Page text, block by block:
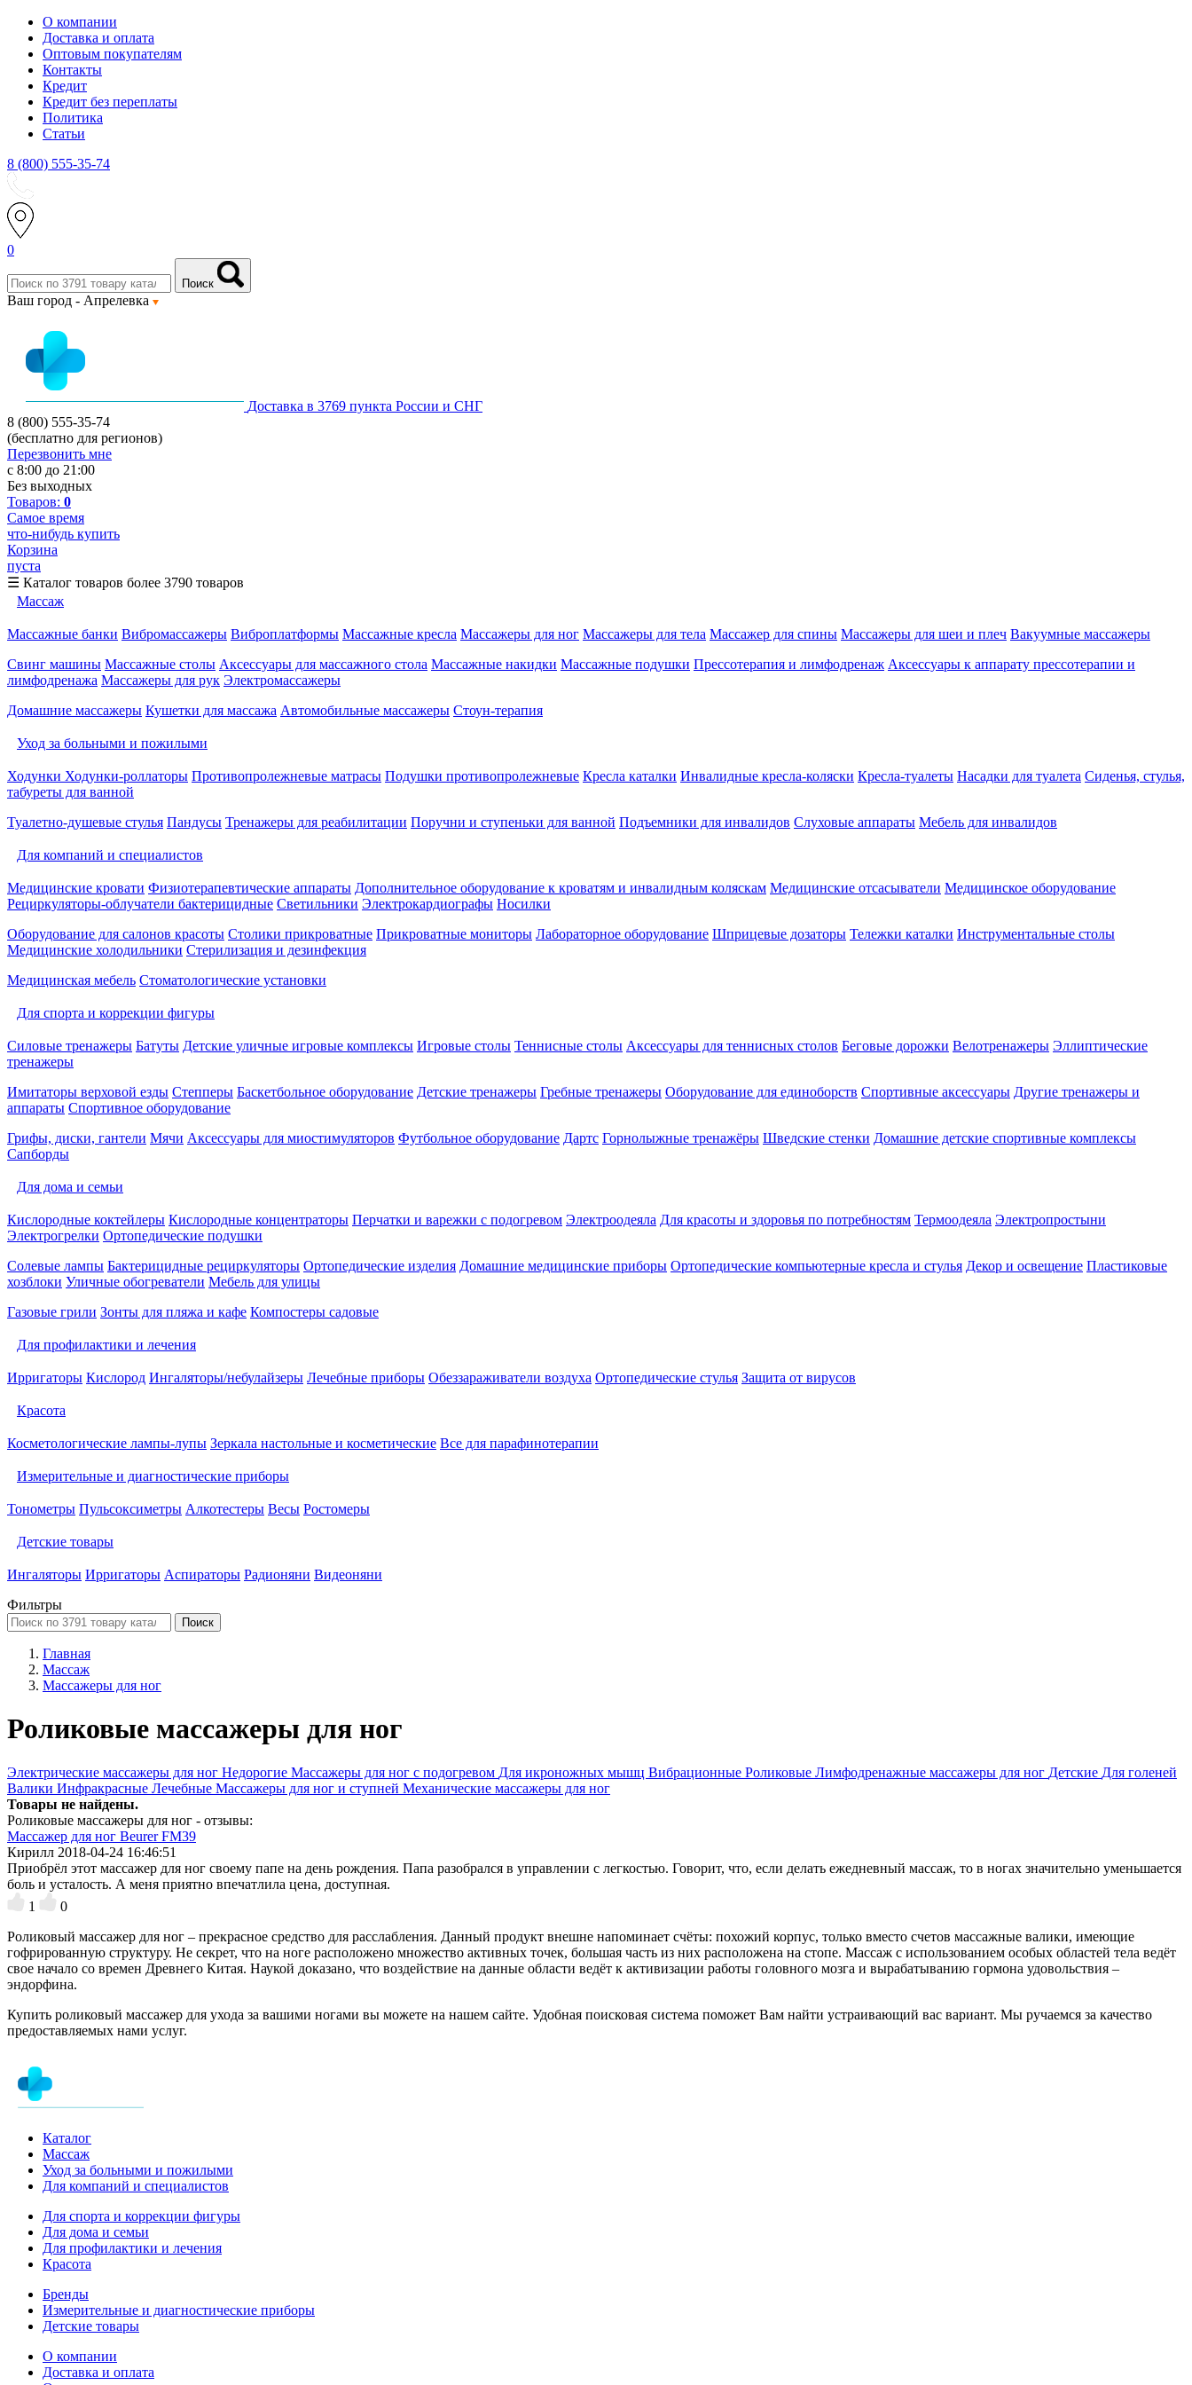
О компании
Доставка и оплата
Оптовым покупателям
Контакты
Кредит
Кредит без переплаты
Политика
Статьи
8 (800) 555-35-74
0
Поиск
Ваш город - Апрелевка
Доставка в 3769 пункта России и СНГ
8 (800) 555-35-74
(бесплатно для регионов)
Перезвонить мне
с 8:00 до 21:00
Без выходных
Товаров: 0
Самое время
что-нибудь купить
Корзина
пуста
☰ Каталог товаров более 3790 товаров
Массаж
Массажные банки Вибромассажеры Виброплатформы Массажные кресла Массажеры для ног Массажеры для тела Массажер для спины Массажеры для шеи и плеч Вакуумные массажеры
Свинг машины Массажные столы Аксессуары для массажного стола Массажные накидки Массажные подушки Прессотерапия и лимфодренаж Аксессуары к аппарату прессотерапии и
лимфодренажа Массажеры для рук Электромассажеры
Домашние массажеры Кушетки для массажа Автомобильные массажеры Стоун-терапия
Уход за больными и пожилыми
Ходунки Ходунки-роллаторы Противопролежневые матрасы Подушки противопролежневые Кресла каталки Инвалидные кресла-коляски Кресла-туалеты Насадки для туалета Сиденья, стулья,
табуреты для ванной
Туалетно-душевые стулья Пандусы Тренажеры для реабилитации Поручни и ступеньки для ванной Подъемники для инвалидов Слуховые аппараты Мебель для инвалидов
Для компаний и специалистов
Медицинские кровати Физиотерапевтические аппараты Дополнительное оборудование к кроватям и инвалидным коляскам Медицинские отсасыватели Медицинское оборудование
Рециркуляторы-облучатели бактерицидные Светильники Электрокардиографы Носилки
Оборудование для салонов красоты Столики прикроватные Прикроватные мониторы Лабораторное оборудование Шприцевые дозаторы Тележки каталки Инструментальные столы
Медицинские холодильники Стерилизация и дезинфекция
Медицинская мебель Стоматологические установки
Для спорта и коррекции фигуры
Силовые тренажеры Батуты Детские уличные игровые комплексы Игровые столы Теннисные столы Аксессуары для теннисных столов Беговые дорожки Велотренажеры Эллиптические
тренажеры
Имитаторы верховой езды Степперы Баскетбольное оборудование Детские тренажеры Гребные тренажеры Оборудование для единоборств Спортивные аксессуары Другие тренажеры и
аппараты Спортивное оборудование
Грифы, диски, гантели Мячи Аксессуары для миостимуляторов Футбольное оборудование Дартс Горнолыжные тренажёры Шведские стенки Домашние детские спортивные комплексы
Сапборды
Для дома и семьи
Кислородные коктейлеры Кислородные концентраторы Перчатки и варежки с подогревом Электроодеяла Для красоты и здоровья по потребностям Термоодеяла Электропростыни
Электрогрелки Ортопедические подушки
Солевые лампы Бактерицидные рециркуляторы Ортопедические изделия Домашние медицинские приборы Ортопедические компьютерные кресла и стулья Декор и освещение Пластиковые
хозблоки Уличные обогреватели Мебель для улицы
Газовые грили Зонты для пляжа и кафе Компостеры садовые
Для профилактики и лечения
Ирригаторы Кислород Ингаляторы/небулайзеры Лечебные приборы Обеззараживатели воздуха Ортопедические стулья Защита от вирусов
Красота
Косметологические лампы-лупы Зеркала настольные и косметические Все для парафинотерапии
Измерительные и диагностические приборы
Тонометры Пульсоксиметры Алкотестеры Весы Ростомеры
Детские товары
Ингаляторы Ирригаторы Аспираторы Радионяни Видеоняни
Фильтры
Поиск
Главная
Массаж
Массажеры для ног
Роликовые массажеры для ног
Электрические массажеры для ног Недорогие Массажеры для ног с подогревом Для икроножных мышц Вибрационные Роликовые Лимфодренажные массажеры для ног Детские Для голеней
Валики Инфракрасные Лечебные Массажеры для ног и ступней Механические массажеры для ног
Товары не найдены.
Роликовые массажеры для ног - отзывы:
Массажер для ног Beurer FM39
Кирилл 2018-04-24 16:46:51
Приобрёл этот массажер для ног своему папе на день рождения. Папа разобрался в управлении с легкостью. Говорит, что, если делать ежедневный массаж, то в ногах значительно уменьшается
боль и усталость. А меня приятно впечатлила цена, доступная.
1
0
Роликовый массажер для ног – прекрасное средство для расслабления. Данный продукт внешне напоминает счёты: похожий корпус, только вместо счетов массажные валики, имеющие
гофрированную структуру. Не секрет, что на ноге расположено множество активных точек, большая часть из них расположена на стопе. Массаж с использованием особых областей тела ведёт
свое начало со времен Древнего Китая. Наукой доказано, что воздействие на данные области ведёт к активизации работы головного мозга и вырабатыванию гормона удовольствия –
эндорфина.
Купить роликовый массажер для ухода за вашими ногами вы можете на нашем сайте. Удобная поисковая система поможет Вам найти устраивающий вас вариант. Мы ручаемся за качество
предоставляемых нами услуг.
Каталог
Массаж
Уход за больными и пожилыми
Для компаний и специалистов
Для спорта и коррекции фигуры
Для дома и семьи
Для профилактики и лечения
Красота
Бренды
Измерительные и диагностические приборы
Детские товары
О компании
Доставка и оплата